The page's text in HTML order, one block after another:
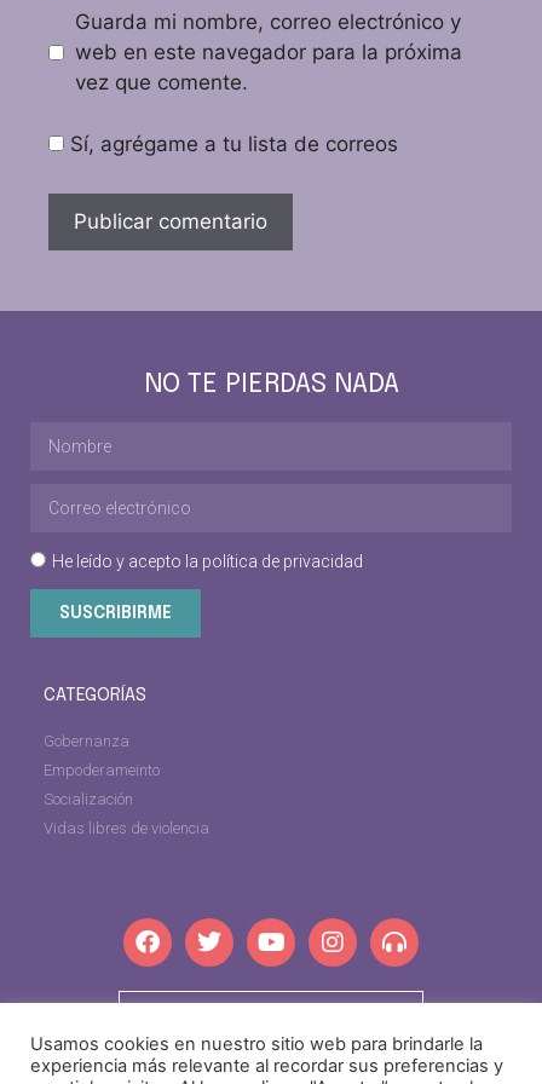
Guarda mi nombre, correo electrónico y
web en este navegador para la próxima
vez que comente.
Sí, agrégame a tu lista de correos
CATEGORÍAS
Gobernanza
Empoderameinto
Socialización
Vidas libres de violencia
NO TE PIERDAS NADA
He leído y acepto la política de privacidad
SUSCRIBIRME
Usamos cookies en nuestro sitio web para brindarle la
experiencia más relevante al recordar sus preferencias y